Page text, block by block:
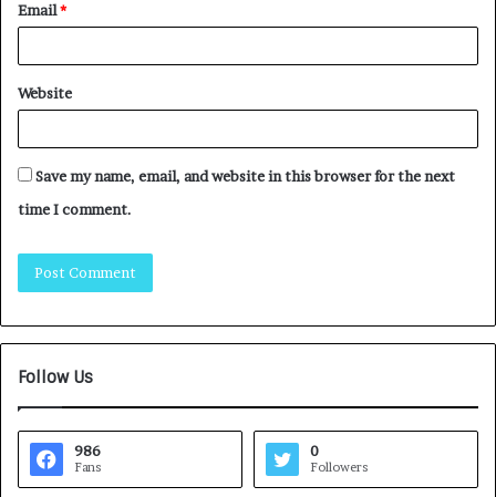
Email*
Website
Save my name, email, and website in this browser for the next
time I comment.
Follow Us
986
Fans
0
Followers